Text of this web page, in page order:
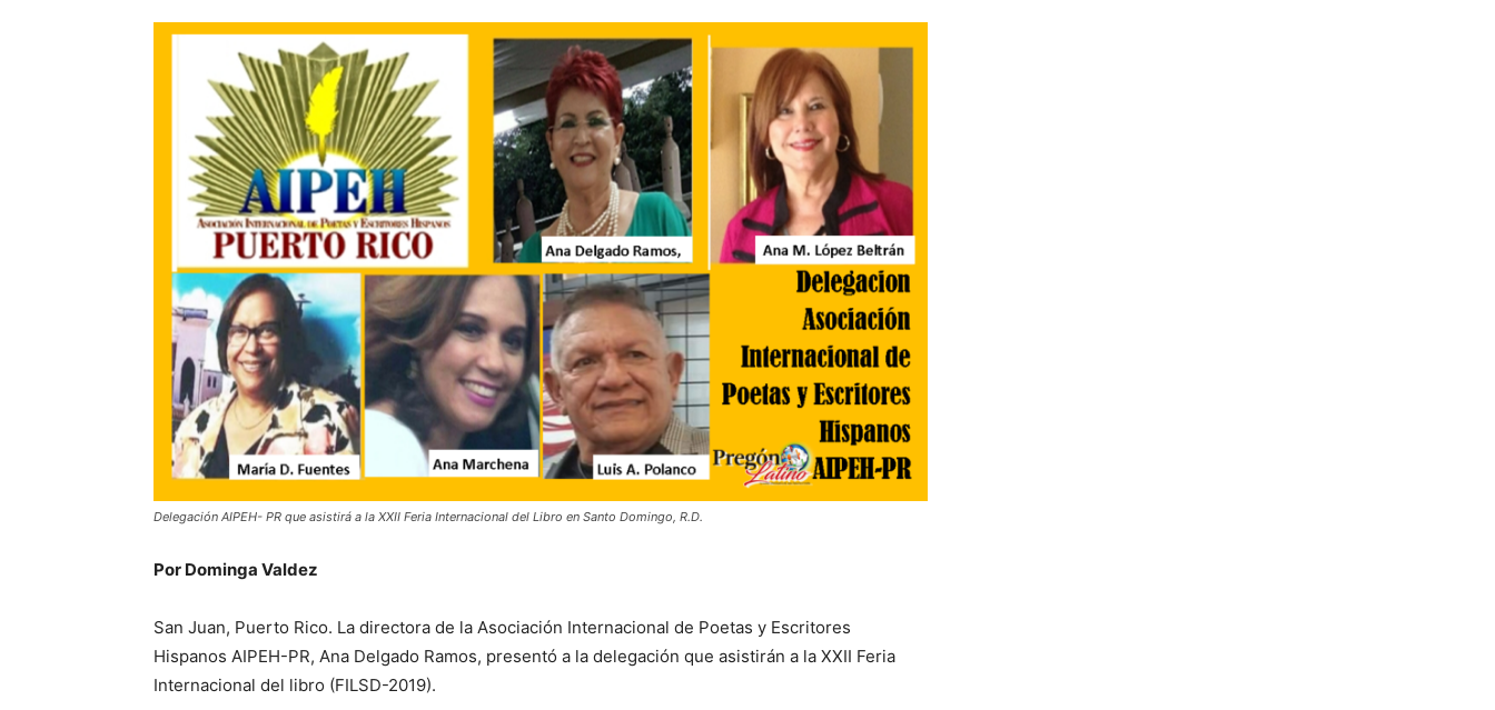
Delegación AIPEH- PR que asistirá a la XXII Feria Internacional del Libro en Santo Domingo, R.D.
Por Dominga Valdez
San Juan, Puerto Rico. La directora de la Asociación Internacional de Poetas y Escritores
Hispanos AIPEH-PR, Ana Delgado Ramos, presentó a la delegación que asistirán a la XXII Feria
Internacional del libro (FILSD-2019).